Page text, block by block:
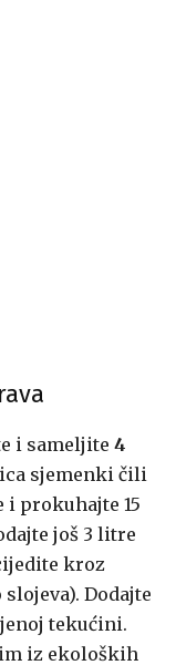
i sameljite 4
sjemenki čili
i prokuhajte 15
još 3 litre
kroz
Dodajte
tekućini.
iz ekoloških